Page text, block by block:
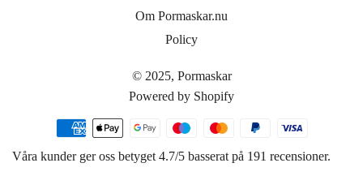
Om Pormaskar.nu
Policy
© 2025, Pormaskar
Powered by Shopify
Betalningsmetoder
Våra kunder ger oss betyget 4.7/5 basserat på 191 recensioner.